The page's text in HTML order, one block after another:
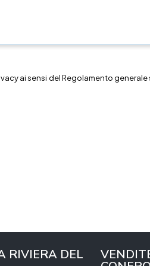
ai sensi del Regolamento generale
RIVIERA DEL